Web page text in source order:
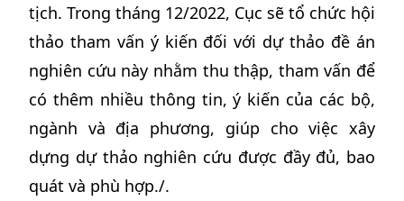
tịch. Trong tháng 12/2022, Cục sẽ tổ chức hội
thảo tham vấn ý kiến đối với dự thảo đề án
nghiên cứu này nhằm thu thập, tham vấn để
có thêm nhiều thông tin, ý kiến của các bộ,
ngành và địa phương, giúp cho việc xây
dựng dự thảo nghiên cứu được đầy đủ, bao
quát và phù hợp./.